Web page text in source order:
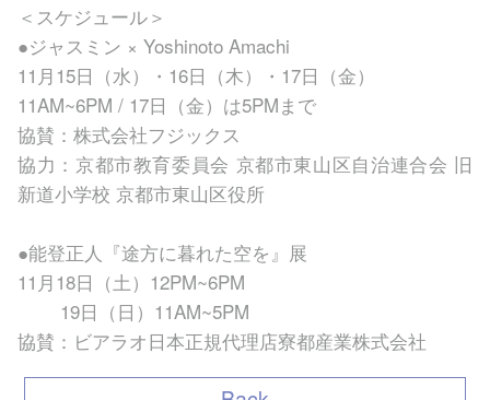
＜スケジュール＞
●ジャスミン × Yoshinoto Amachi
11月15日（水）・16日（木）・17日（金）
11AM~6PM / 17日（金）は5PMまで
協賛：株式会社フジックス
協力：京都市教育委員会 京都市東山区自治連合会 旧
新道小学校 京都市東山区役所
●能登正人『途方に暮れた空を』展
11月18日（土）12PM~6PM
19日（日）11AM~5PM
協賛：ビアラオ日本正規代理店寮都産業株式会社